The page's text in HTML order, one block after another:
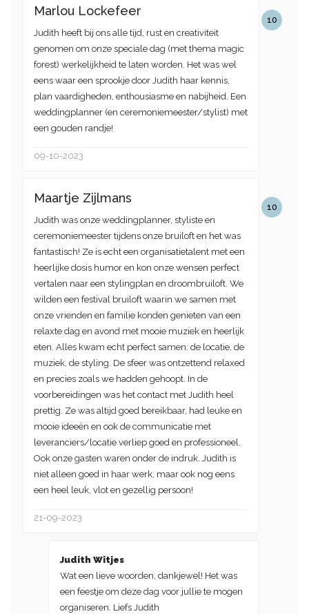
10
Marlou Lockefeer
Judith heeft bij ons alle tijd, rust en creativiteit
genomen om onze speciale dag (met thema magic
forest) werkelijkheid te laten worden. Het was wel
eens waar een sprookje door Judith haar kennis,
plan vaardigheden, enthousiasme en nabijheid. Een
weddingplanner (en ceremoniemeester/stylist) met
een gouden randje!
09-10-2023
10
Maartje Zijlmans
Judith was onze weddingplanner, styliste en
ceremoniemeester tijdens onze bruiloft en het was
fantastisch! Ze is echt een organisatietalent met een
heerlijke dosis humor en kon onze wensen perfect
vertalen naar een stylingplan en droombruiloft. We
wilden een festival bruiloft waarin we samen met
onze vrienden en familie konden genieten van een
relaxte dag en avond met mooie muziek en heerlijk
eten. Alles kwam echt perfect samen: de locatie, de
muziek, de styling. De sfeer was ontzettend relaxed
en precies zoals we hadden gehoopt. In de
voorbereidingen was het contact met Judith heel
prettig. Ze was altijd goed bereikbaar, had leuke en
mooie ideeën en ook de communicatie met
leveranciers/locatie verliep goed en professioneel.
Ook onze gasten waren onder de indruk. Judith is
niet alleen goed in haar werk, maar ook nog eens
een heel leuk, vlot en gezellig persoon!
21-09-2023
Judith Witjes
Wat een lieve woorden, dankjewel! Het was
een feestje om deze dag voor jullie te mogen
organiseren. Liefs Judith